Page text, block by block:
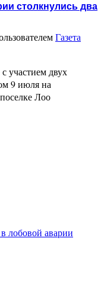
столкнулись два
Газета
участием двух
9 июля на
Лоо
лобовой аварии